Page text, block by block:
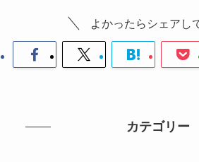
よかったらシェアし
カテゴリー